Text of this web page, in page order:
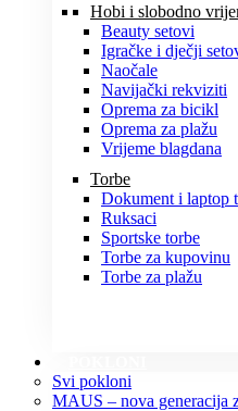
Hobi i slobodno
Beauty setovi
Igračke i dječji
Naočale
Navijački rekviziti
Oprema za bicikl
Oprema za plažu
Vrijeme blagdana
Torbe
Dokument i laptop
Ruksaci
Sportske torbe
Torbe za kupovinu
Torbe za plažu
Svi pokloni
MAUS – nova generacija